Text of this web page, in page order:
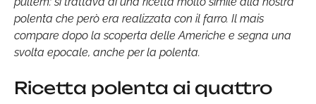
polenta che però era realizzata con il farro. Il mais
compare dopo la scoperta delle Americhe e segna una
svolta epocale, anche per la polenta.
Ricetta polenta ai quattro